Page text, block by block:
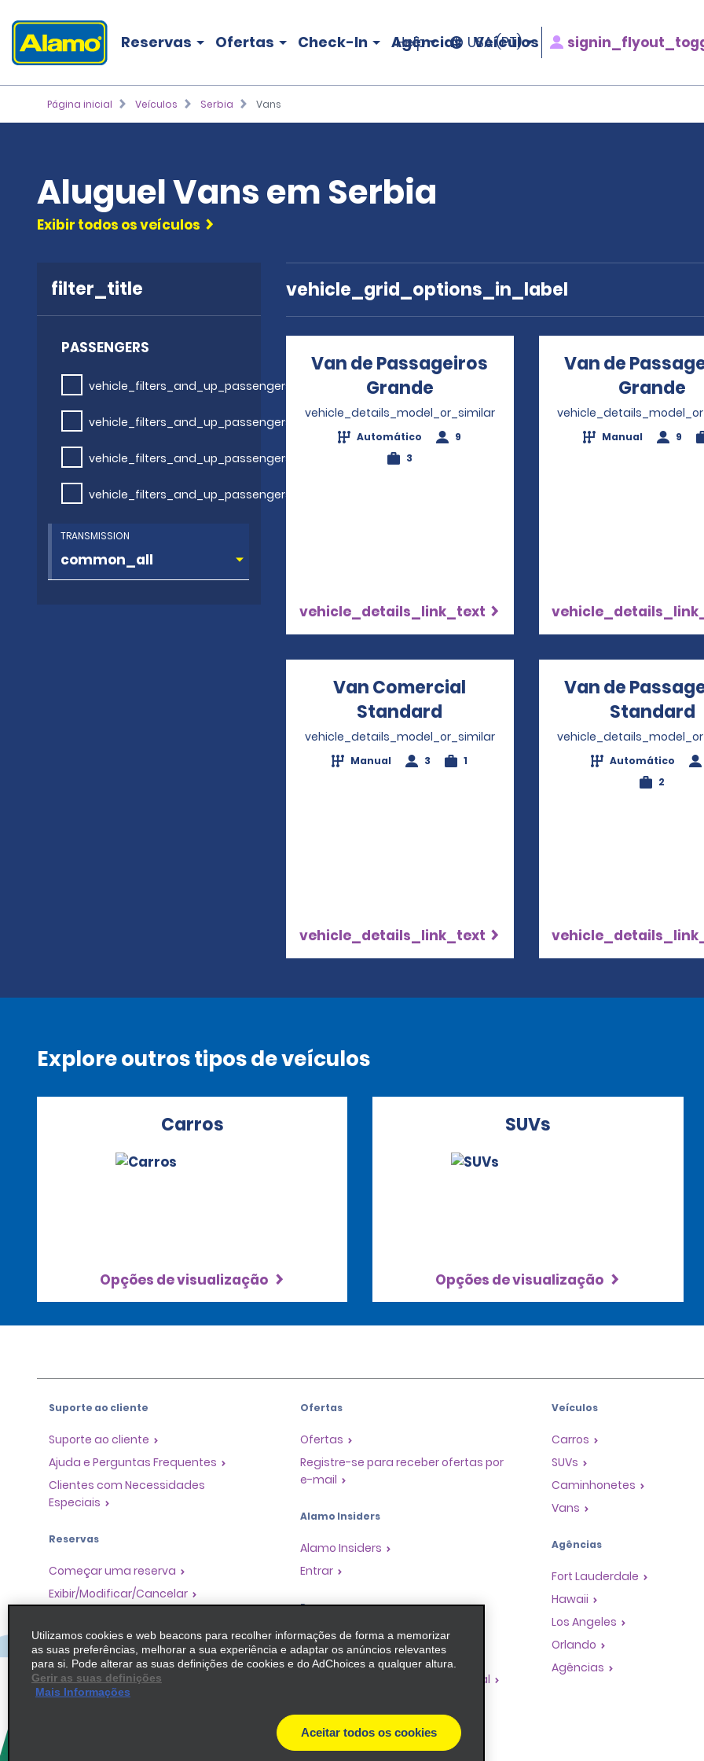
Reservas Ofertas Check-In Agências Veículos
Help USA (PT)
Página inicial Veículos Serbia Vans
Aluguel Vans em Serbia
Exibir todos os veículos
filter_title
PASSENGERS
vehicle_filters_and_up_passengers
vehicle_filters_and_up_passengers
vehicle_filters_and_up_passengers
vehicle_filters_and_up_passengers
TRANSMISSION
vehicle_grid_options_in_label
Van de Passageiros
Grande Opens in a new window
vehicle_details_model_or_similar
Automático
9
3
vehicle_details_link_text
Van de
Grande
Manual 9
Van Comercial
Standard Opens in a new window
vehicle_details_model_or_similar
Manual 3 1
vehicle_details_link_text
Van de
Standard
Automático
2
Explore outros tipos de veículos
Carros
Opções de visualização
SUVs
Opções de visualização
Suporte ao cliente
Suporte ao cliente
Ajuda e Perguntas Frequentes
Clientes com Necessidades
Especiais
Reservas
Começar uma reserva
Exibir/Modificar/Cancelar
Pular o guichê
Viagens anteriores / Recibos
Aluguel de carro somente de ida
Ofertas
Ofertas
Registre-se para receber ofertas por
e-mail
Alamo Insiders
Alamo Insiders
Entrar
Programas
Programa de Premiação de
Parceiros
Oportunidades de franquia global
Operadores de turismo
Veículos
Carros
SUVs
Caminhonetes
Vans
Agências
Fort Lauderdale
Hawaii
Los Angeles
Orlando
Agências
Utilizamos cookies e web beacons para recolher informações de forma a memorizar
as suas preferências, melhorar a sua experiência e adaptar os anúncios relevantes
para si. Pode alterar as suas definições de cookies e do AdChoices a qualquer altura.
Gerir as suas definições
Mais Informações
Aceitar todos os cookies